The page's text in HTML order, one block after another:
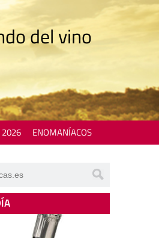
del vino
2026 ENOMANÍACOS